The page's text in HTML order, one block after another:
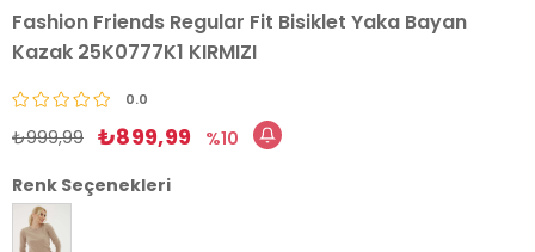
Fashion Friends Regular Fit Bisiklet Yaka Bayan
Kazak 25K0777K1 KIRMIZI
0.0
₺999,99 ₺899,99
10
Renk Seçenekleri